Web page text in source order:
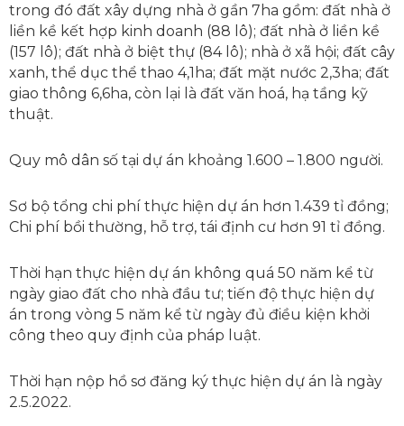
trong đó đất xây dựng nhà ở gần 7ha gồm: đất nhà ở
liền kề kết hợp kinh doanh (88 lô); đất nhà ở liền kề
(157 lô); đất nhà ở biệt thự (84 lô); nhà ở xã hội; đất cây
xanh, thể dục thể thao 4,1ha; đất mặt nước 2,3ha; đất
giao thông 6,6ha, còn lại là đất văn hoá, hạ tầng kỹ
thuật.
Quy mô dân số tại dự án khoảng 1.600 – 1.800 người.
Sơ bộ tổng chi phí thực hiện dự án hơn 1.439 tỉ đồng;
Chi phí bồi thường, hỗ trợ, tái định cư hơn 91 tỉ đồng.
Thời hạn thực hiện dự án không quá 50 năm kể từ
ngày giao đất cho nhà đầu tư; tiến độ thực hiện dự
án trong vòng 5 năm kể từ ngày đủ điều kiện khởi
công theo quy định của pháp luật.
Thời hạn nộp hồ sơ đăng ký thực hiện dự án là ngày
2.5.2022.